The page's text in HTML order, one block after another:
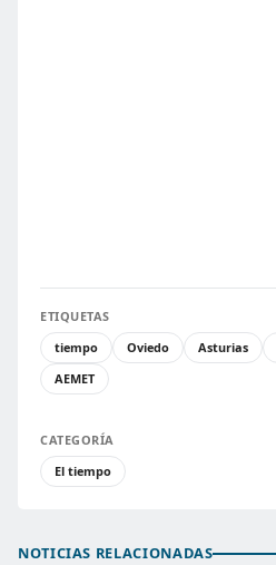
ETIQUETAS
tiempo
Oviedo Asturias
AEMET
CATEGORÍA
El tiempo
NOTICIAS RELACIONADAS